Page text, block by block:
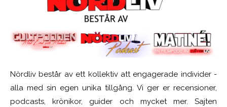
Nördliv består av ett kollektiv att engagerade individer -
alla med sin egen unika tillgång. Vi ger er recensioner,
podcasts, krönikor, guider och mycket mer. Sajten